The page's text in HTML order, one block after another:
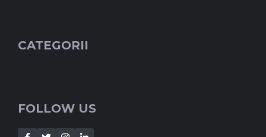
CATEGORII
FOLLOW US